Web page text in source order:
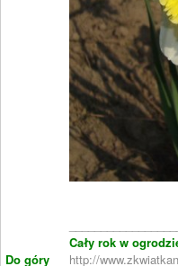
Do góry
Cały rok w
http://